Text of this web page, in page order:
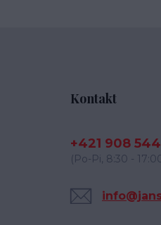
Kontakt
+421 908
(Po-Pi, 8:30 -